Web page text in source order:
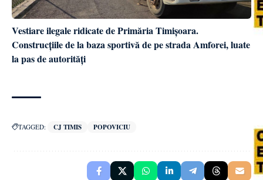
Vestiare ilegale ridicate de Primăria Timișoara.
Construcțiile de la baza sportivă de pe strada Amforei, luate
la pas de autorități
TAGGED: CJ TIMIS POPOVICIU